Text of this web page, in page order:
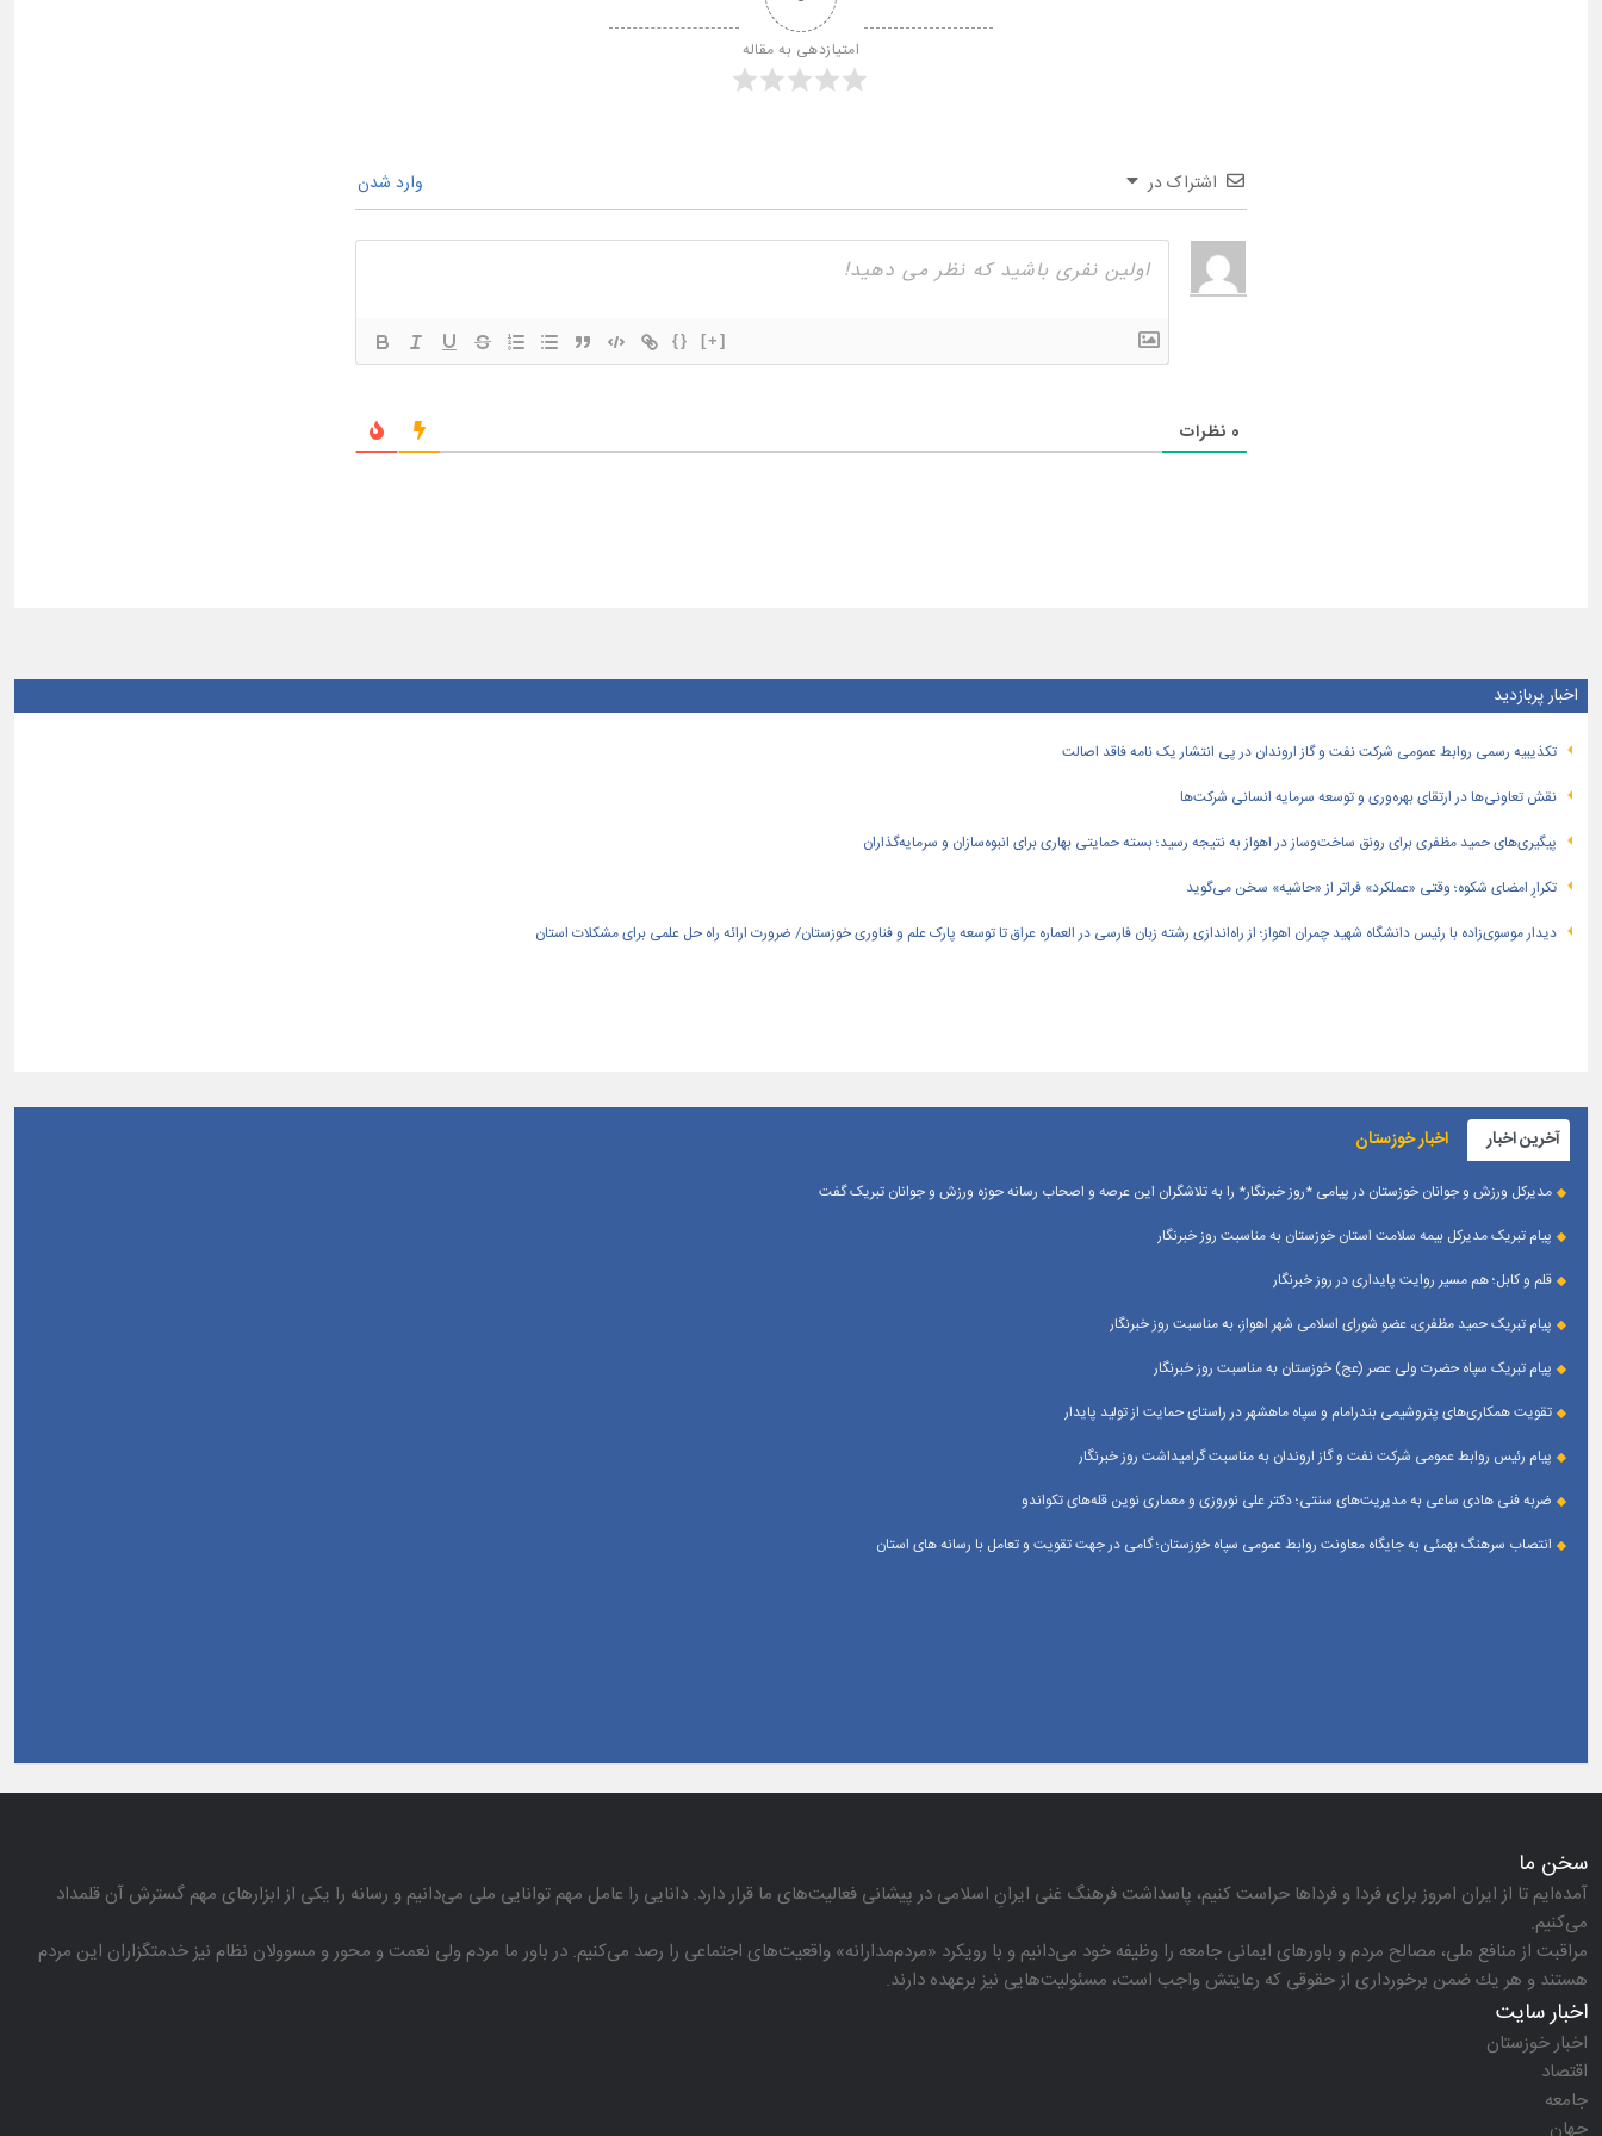
امتیازدهی به مقاله
اشتراک در وارد شدن
{} [+]
0 نظرات
اخبار پربازدید
تكذیبیه رسمی روابط عمومی شركت نفت و گاز اروندان در پی انتشار یک نامه فاقد اصالت
نقش تعاونی‌ها در ارتقای بهره‌وری و توسعه سرمایه انسانی شرکت‌ها
پیگیری‌های حمید مظفری برای رونق ساخت‌وساز در اهواز به نتیجه رسید؛ بسته حمایتی بهاری برای انبوه‌سازان و سرمایه‌گذاران
تکرارِ امضای شکوه؛ وقتی «عملکرد» فراتر از «حاشیه» سخن می‌گوید
دیدار موسوی‌زاده با رئیس دانشگاه شهید چمران اهواز؛ از راه‌اندازی رشته زبان فارسی در العماره عراق تا توسعه پارک علم و فناوری خوزستان/ ضرورت ارائه راه حل علمی برای مشکلات استان
آخرین اخبار اخبار خوزستان
مدیرکل ورزش و جوانان خوزستان در پیامی *روز خبرنگار* را به تلاشگران این عرصه و اصحاب رسانه حوزه ورزش و جوانان تبریک گفت
پیام تبریک مدیرکل بیمه سلامت استان خوزستان به مناسبت روز خبرنگار
قلم و کابل؛ هم مسیر روایت پایداری در روز خبرنگار
پیام تبریک حمید مظفری، عضو شورای اسلامی شهر اهواز، به مناسبت روز خبرنگار
پیام تبریک سپاه حضرت ولی عصر (عج) خوزستان به مناسبت روز خبرنگار
تقویت همکاری‌های پتروشیمی بندرامام و سپاه ماهشهر در راستای حمایت از تولید پایدار
پیام رئیس روابط عمومی شركت نفت و گاز اروندان به مناسبت گرامیداشت روز خبرنگار
ضربه فنی هادی ساعی به مدیریت‌های سنتی؛ دکتر علی نوروزی و معماری نوین قله‌های تکواندو
انتصاب سرهنگ بهمئی به جایگاه معاونت روابط عمومی سپاه خوزستان؛ گامی در جهت تقویت و تعامل با رسانه‌ های استان
سخن ما
آمده‌ایم تا از ایران امروز برای فردا و فرداها حراست كنیم، پاسداشت فرهنگ غنی ایرانِ اسلامی در پیشانی فعالیت‌های ما قرار دارد. دانایی را عامل مهم توانایی ملی می‌دانیم و رسانه را یكی از ابزارهای مهم گسترش آن قلمداد
می‌كنیم.
مراقبت از منافع ملی، مصالح مردم و باورهای ایمانی جامعه را وظیفه خود می‌دانیم و با رویكرد «مردم‌مدارانه‌» واقعیت‌های اجتماعی را رصد می‌كنیم. در باور ما مردم ولی نعمت و محور و مسوولان نظام نیز خدمتگزاران این مردم
هستند و هر یك ضمن برخورداری از حقوقی كه رعایتش واجب است، مسئولیت‌هایی نیز برعهده دارند.
اخبار سایت
اخبار خوزستان
اقتصاد
جامعه
جهان